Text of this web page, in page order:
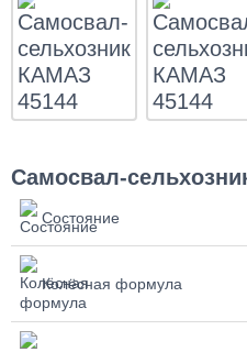
Самосвал-
Состояние
Колёсная формула